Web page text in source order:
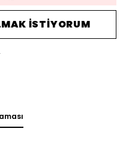
İSTIYORUM